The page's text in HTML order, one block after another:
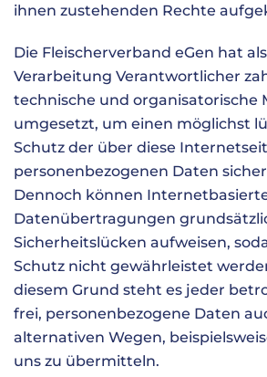
ihnen zustehenden Rechte
Die Fleischerverband eGen hat
Verarbeitung Verantwortlicher
technische und organisatorische
umgesetzt, um einen möglichst
Schutz der über diese
personenbezogenen Daten
Dennoch können
Datenübertragungen
Sicherheitslücken aufweisen,
Schutz nicht gewährleistet
diesem Grund steht es jeder
frei, personenbezogene Daten
alternativen Wegen,
uns zu übermitteln.